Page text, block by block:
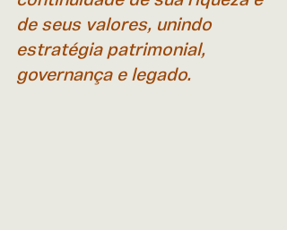
de seus valores, unindo
estratégia patrimonial,
governança e legado.